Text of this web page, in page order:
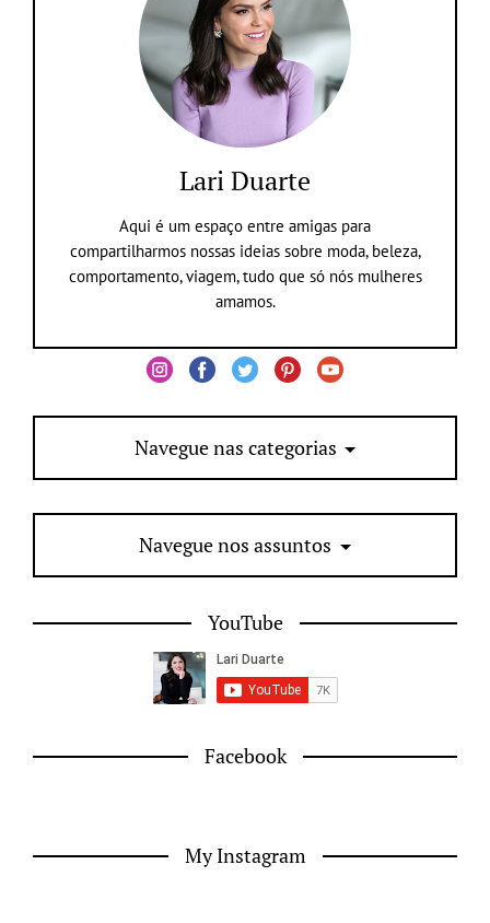
Lari Duarte
Aqui é um espaço entre amigas para
compartilharmos nossas ideias sobre moda, beleza,
comportamento, viagem, tudo que só nós mulheres
amamos.
Navegue nas categorias
Navegue nos assuntos
YouTube
Facebook
My Instagram